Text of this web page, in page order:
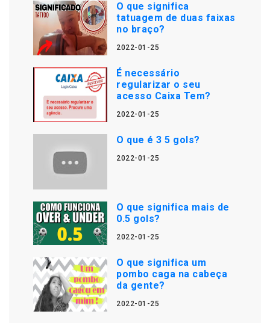
O que significa
tatuagem de duas faixas
no braço?
2022-01-25
É necessário
regularizar o seu
acesso Caixa Tem?
2022-01-25
O que é 3 5 gols?
2022-01-25
O que significa mais de
0.5 gols?
2022-01-25
O que significa um
pombo caga na cabeça
da gente?
2022-01-25